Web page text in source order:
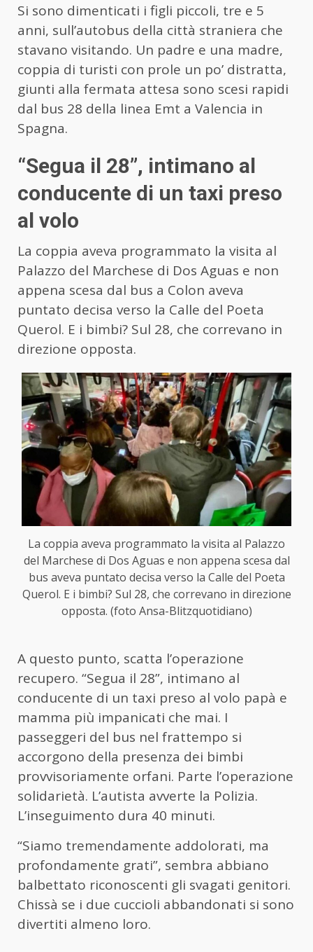
Si sono dimenticati i figli piccoli, tre e 5
anni, sull’autobus della città straniera che
stavano visitando. Un padre e una madre,
coppia di turisti con prole un po’ distratta,
giunti alla fermata attesa sono scesi rapidi
dal bus 28 della linea Emt a Valencia in
Spagna.
“Segua il 28”, intimano al
conducente di un taxi preso
al volo
La coppia aveva programmato la visita al
Palazzo del Marchese di Dos Aguas e non
appena scesa dal bus a Colon aveva
puntato decisa verso la Calle del Poeta
Querol. E i bimbi? Sul 28, che correvano in
direzione opposta.
La coppia aveva programmato la visita al Palazzo
del Marchese di Dos Aguas e non appena scesa dal
bus aveva puntato decisa verso la Calle del Poeta
Querol. E i bimbi? Sul 28, che correvano in direzione
opposta. (foto Ansa-Blitzquotidiano)
A questo punto, scatta l’operazione
recupero. “Segua il 28”, intimano al
conducente di un taxi preso al volo papà e
mamma più impanicati che mai. I
passeggeri del bus nel frattempo si
accorgono della presenza dei bimbi
provvisoriamente orfani. Parte l’operazione
solidarietà. L’autista avverte la Polizia.
L’inseguimento dura 40 minuti.
“Siamo tremendamente addolorati, ma
profondamente grati”, sembra abbiano
balbettato riconoscenti gli svagati genitori.
Chissà se i due cuccioli abbandonati si sono
divertiti almeno loro.